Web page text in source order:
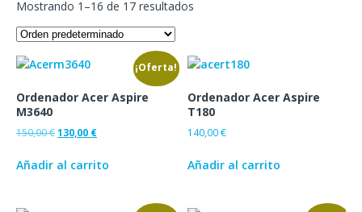
Mostrando 1–16 de 17 resultados
¡Oferta!
Ordenador Acer Aspire
M3640
150,00€130,00 €
Añadir al carrito
Ordenador Acer Aspire
T180
140,00€
Añadir al carrito